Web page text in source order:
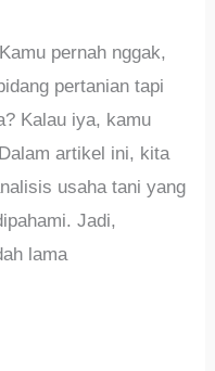
pernah nggak,
pertanian tapi
Kalau iya, kamu
artikel ini, kita
usaha tani yang
Jadi,
lama